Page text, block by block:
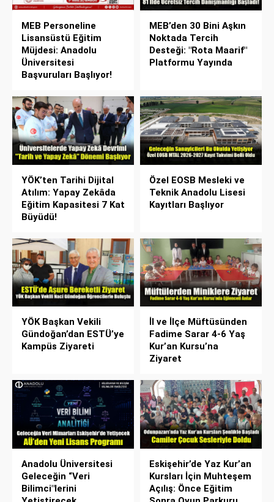
MEB Personeline
Lisansüstü Eğitim
Müjdesi: Anadolu
Üniversitesi
Başvuruları Başlıyor!
MEB’den 30 Bini Aşkın
Noktada Tercih
Desteği: "Rota Maarif"
Platformu Yayında
YÖK’ten Tarihi Dijital
Atılım: Yapay Zekâda
Eğitim Kapasitesi 7 Kat
Büyüdü!
Özel EOSB Mesleki ve
Teknik Anadolu Lisesi
Kayıtları Başlıyor
YÖK Başkan Vekili
Gündoğan’dan ESTÜ’ye
Kampüs Ziyareti
İl ve İlçe Müftüsünden
Fadime Sarar 4-6 Yaş
Kur’an Kursu’na
Ziyaret
Anadolu Üniversitesi
Geleceğin “Veri
Bilimci"lerini
Eskişehir’de Yaz Kur’an
Kursları İçin Muhteşem
Açılış: Önce Eğitim